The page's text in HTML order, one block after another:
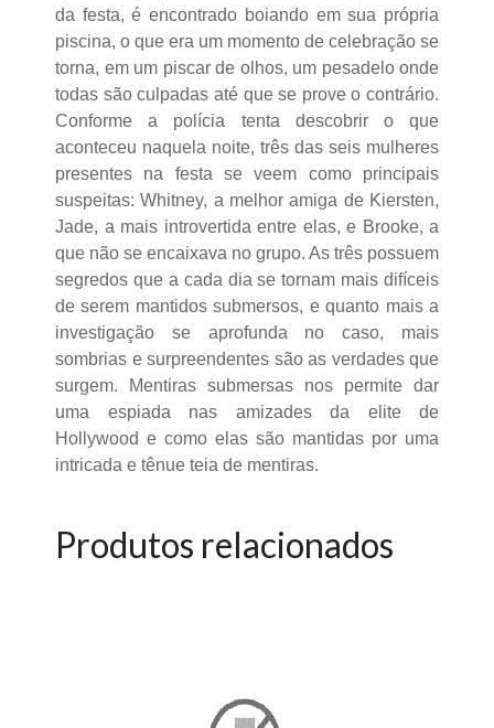
da festa, é encontrado boiando em sua própria
piscina, o que era um momento de celebração se
torna, em um piscar de olhos, um pesadelo onde
todas são culpadas até que se prove o contrário.
Conforme a polícia tenta descobrir o que
aconteceu naquela noite, três das seis mulheres
presentes na festa se veem como principais
suspeitas: Whitney, a melhor amiga de Kiersten,
Jade, a mais introvertida entre elas, e Brooke, a
que não se encaixava no grupo. As três possuem
segredos que a cada dia se tornam mais difíceis
de serem mantidos submersos, e quanto mais a
investigação se aprofunda no caso, mais
sombrias e surpreendentes são as verdades que
surgem. Mentiras submersas nos permite dar
uma espiada nas amizades da elite de
Hollywood e como elas são mantidas por uma
intricada e tênue teia de mentiras.
Produtos relacionados